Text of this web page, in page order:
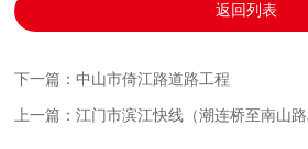
返回列表
下一篇：中山市倚江路道路工程
上一篇：江门市滨江快线（潮连桥至南山